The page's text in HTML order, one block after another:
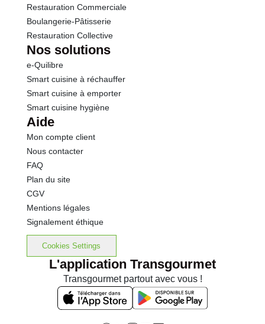
Restauration Commerciale
Boulangerie-Pâtisserie
Restauration Collective
Nos solutions
e-Quilibre
Smart cuisine à réchauffer
Smart cuisine à emporter
Smart cuisine hygiène
Aide
Mon compte client
Nous contacter
FAQ
Plan du site
CGV
Mentions légales
Signalement éthique
Cookies Settings
L'application Transgourmet
Transgourmet partout avec vous !